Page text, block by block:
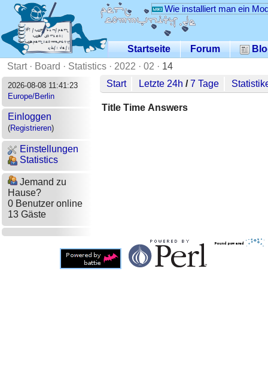
Wie installiert man ein
Startseite Forum
Start· Board · Statistics · 2022 · 02 · 14
2026-08-08 11:41:23
Europe/Berlin
Einloggen
(Registrieren)
Einstellungen
Statistics
Jemand zu
Hause?
0 Benutzer online
13 Gäste
Start Letzte 24h /7 Tage
Title Time Answers